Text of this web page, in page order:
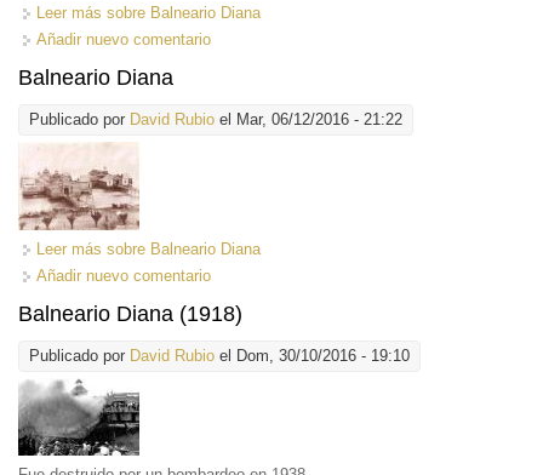
Leer más sobre Balneario Diana
Añadir nuevo comentario
Balneario Diana
Publicado por David Rubio el Mar, 06/12/2016 - 21:22
Leer más sobre Balneario Diana
Añadir nuevo comentario
Balneario Diana (1918)
Publicado por David Rubio el Dom, 30/10/2016 - 19:10